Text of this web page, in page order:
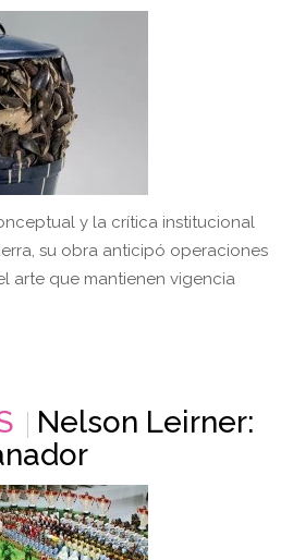
y la crítica institucional
su obra anticipó operaciones
arte que mantienen vigencia
Nelson Leirner: